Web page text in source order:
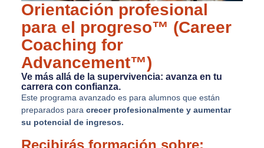
Orientación profesional
para el progreso™ (Career
Coaching for
Advancement™)
Ve más allá de la supervivencia: avanza en tu
carrera con confianza.
Este programa avanzado es para alumnos que están
preparados para crecer profesionalmente y aumentar
su potencial de ingresos.
Recibirás formación sobre: